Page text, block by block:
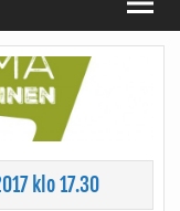
klo 17.30